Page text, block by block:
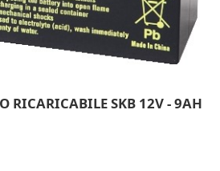
RICARICABILE SKB 12V - 9AH